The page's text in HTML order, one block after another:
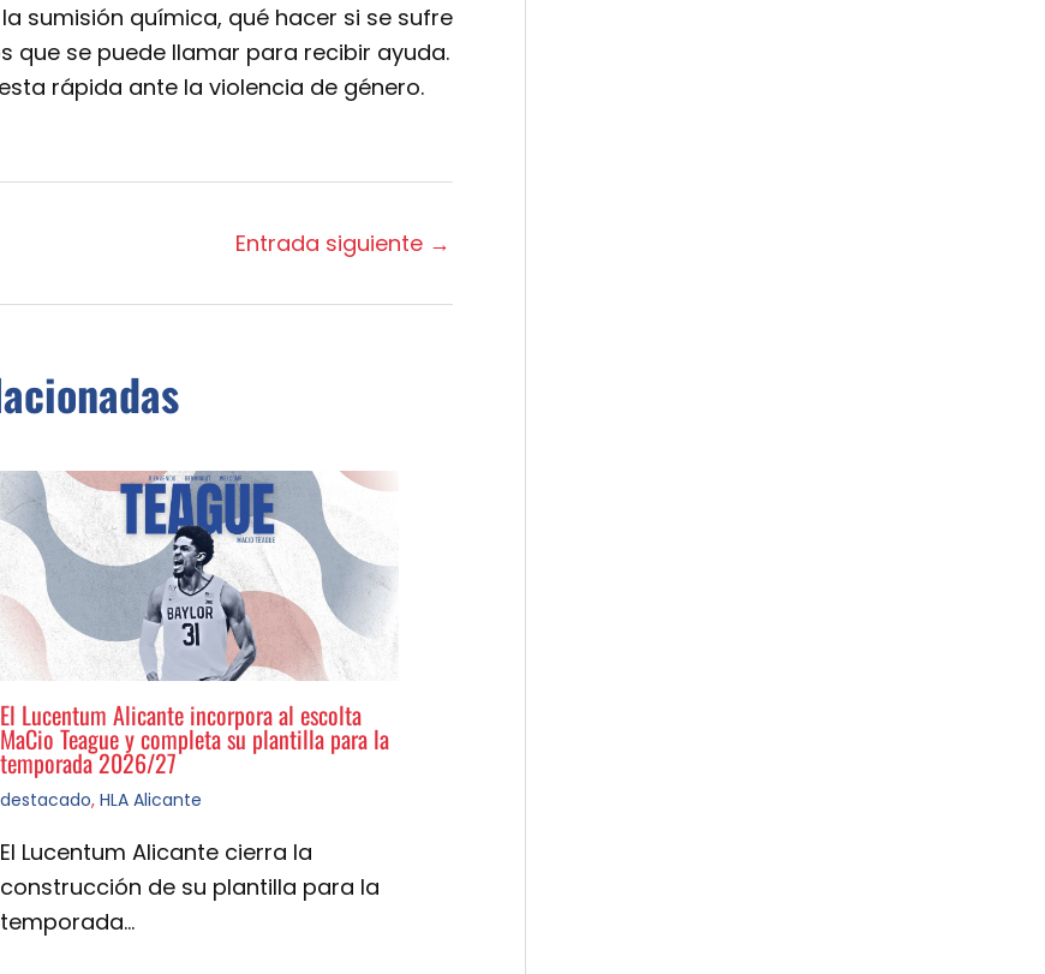
sumisión química, qué hacer si se sufre
que se puede llamar para recibir ayuda.
rápida ante la violencia de género.
Entrada siguiente →
El Lucentum Alicante incorpora al escolta
MaCio Teague y completa su plantilla para la
temporada 2026/27
destacado, HLA Alicante
El Lucentum Alicante cierra la
construcción de su plantilla para la
temporada…